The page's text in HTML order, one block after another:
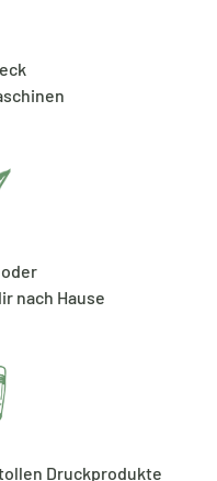
nach Hause
Druckprodukte